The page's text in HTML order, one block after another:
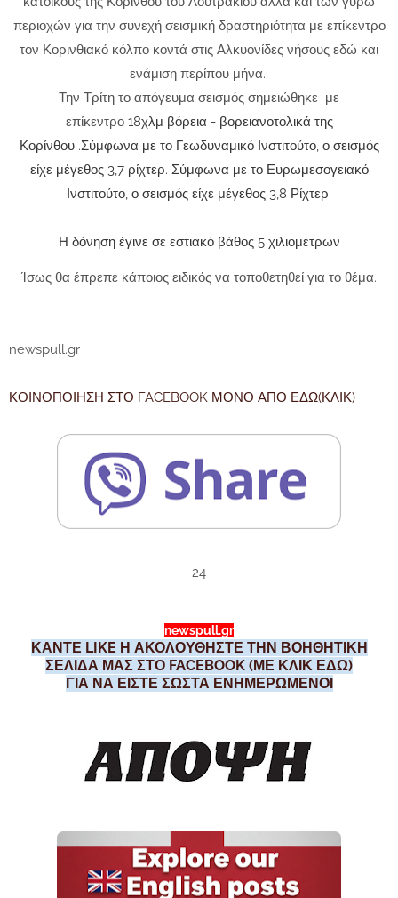
περιοχών για την συνεχή σεισμική δραστηριότητα με επίκεντρο
τον Κορινθιακό κόλπο κοντά στις Αλκυονίδες νήσους εδώ και
ενάμιση περίπου μήνα.
Την Τρίτη το απόγευμα σεισμός σημειώθηκε με
επίκεντρο 18χλμ βόρεια - βορειανοτολικά της
Κορίνθου.Σύμφωνα με το Γεωδυναμικό Ινστιτούτο, ο σεισμός
είχε μέγεθος 3,7 ρίχτερ. Σύμφωνα με το Ευρωμεσογειακό
Ινστιτούτο, ο σεισμός είχε μέγεθος 3,8 Ρίχτερ.
Η δόνηση έγινε σε εστιακό βάθος 5 χιλιομέτρων
Ίσως θα έπρεπε κάποιος ειδικός να τοποθετηθεί για το θέμα.
newspull.gr
ΚΟΙΝΟΠΟΙΗΣΗ ΣΤΟ FACEBOOK ΜΟΝΟ ΑΠΟ ΕΔΩ(ΚΛΙΚ)
24
newspull.gr
ΚΑΝΤΕ LIKE Η ΑΚΟΛΟΥΘΗΣΤΕ ΤΗΝ ΒΟΗΘΗΤΙΚΗ
ΣΕΛΙΔΑ ΜΑΣ ΣΤΟ FACEBOOK (ΜΕ ΚΛΙΚ ΕΔΩ)
ΓΙΑ ΝΑ ΕΙΣΤΕ ΣΩΣΤΑ ΕΝΗΜΕΡΩΜΕΝΟΙ